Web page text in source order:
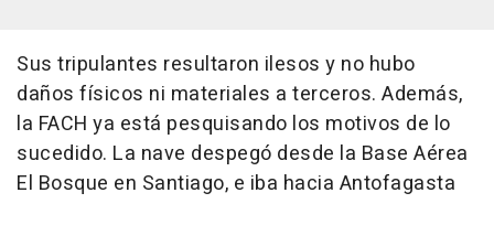
Sus tripulantes resultaron ilesos y no hubo
daños físicos ni materiales a terceros. Además,
la FACH ya está pesquisando los motivos de lo
sucedido. La nave despegó desde la Base Aérea
El Bosque en Santiago, e iba hacia Antofagasta